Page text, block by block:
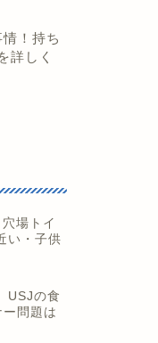
！持ち
詳しく
場トイ
い・子供
USJの食
問題は